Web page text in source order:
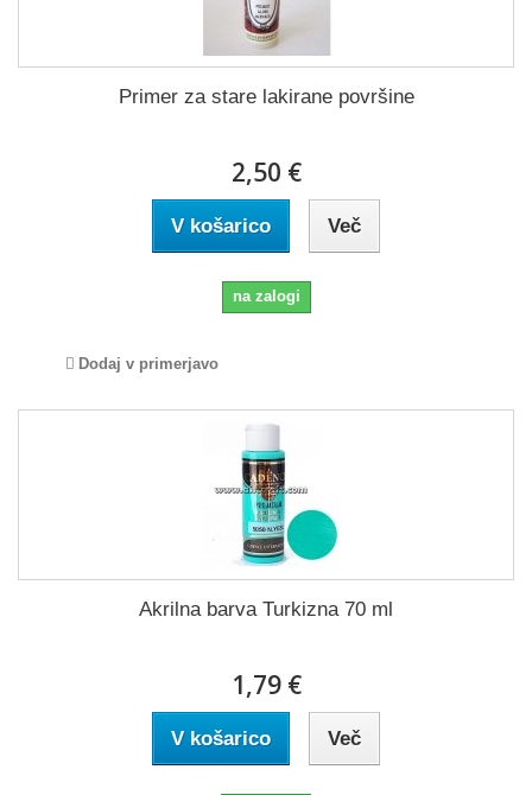
Primer za stare lakirane površine
2,50 €
V košarico Več
na zalogi
Dodaj v primerjavo
Akrilna barva Turkizna 70 ml
1,79 €
V košarico Več